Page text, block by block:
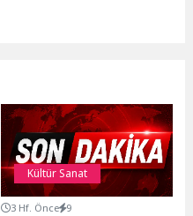
Kültür Sanat
3 Hf. Önce 9